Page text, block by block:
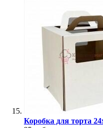
Коробка для торта